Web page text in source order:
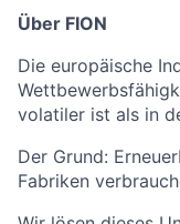
Über FION
Die europäische
volatiler ist als in
Der Grund:
Fabriken